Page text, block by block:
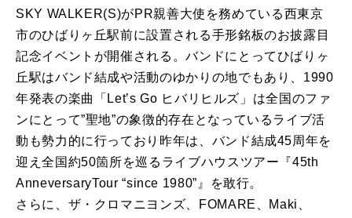
SKY WALKER(S)がPR親善大使を務めている西東京
市のひばりヶ丘駅前に設置される手形銘板のお披露目
記念イベントが開催される。バンドにとってひばりヶ
丘駅はバンド結成や活動のゆかりの地でもあり、1990
年発表の楽曲「Letʼs Go ヒバリヒルズ」は全国のファ
ンにとって”聖地”の象徴的存在となっているライブ活
動も勢力的に行っており昨年は、バンド結成45周年を
迎え全国約50箇所を巡るライブハウスツアー『45th
AnneversaryTour “since 1980”』を敢行。
さらに、ザ・クロマニヨンズ、FOMARE、Maki、